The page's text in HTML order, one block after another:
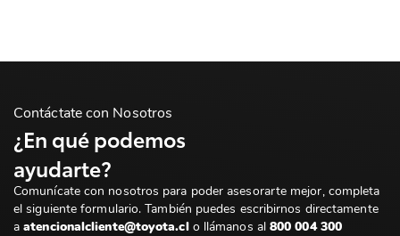
Contáctate con Nosotros
¿En qué podemos
ayudarte?
Comunícate con nosotros para poder asesorarte mejor, completa
el siguiente formulario. También puedes escribirnos directamente
aatencionalcliente@toyota.clo llámanos al 800 004 300